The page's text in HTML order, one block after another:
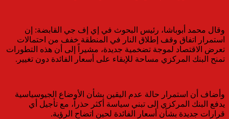
وقال محمد أبوباشا، رئيس البحوث في إي إف جي القابضة: إن
استمرار اتفاق وقف إطلاق النار في المنطقة خفف من احتمالات
تعرض الاقتصاد لموجة تضخمية جديدة، مشيراً إلى أن هذه التطورات
تمنح البنك المركزي مساحة للإبقاء على أسعار الفائدة دون تغيير.
وأضاف أن استمرار حالة عدم اليقين بشأن الأوضاع الجيوسياسية
يدفع البنك المركزي إلى تبني سياسة أكثر حذراً، مع تأجيل أي
قرارات جديدة بشأن أسعار الفائدة لحين اتضاح الرؤية.